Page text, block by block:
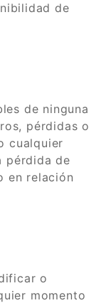
de
de ninguna
pérdidas o
cualquier
pérdida de
en relación
o
momento